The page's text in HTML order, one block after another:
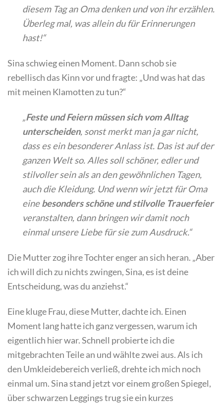
diesem Tag an Oma denken und von ihr erzählen.
Überleg mal, was allein du für Erinnerungen
hast!“
Sina schwieg einen Moment. Dann schob sie
rebellisch das Kinn vor und fragte: „Und was hat das
mit meinen Klamotten zu tun?“
„Feste und Feiern müssen sich vom Alltag
unterscheiden, sonst merkt man ja gar nicht,
dass es ein besonderer Anlass ist. Das ist auf der
ganzen Welt so. Alles soll schöner, edler und
stilvoller sein als an den gewöhnlichen Tagen,
auch die Kleidung. Und wenn wir jetzt für Oma
einebesonders schöne und stilvolle Trauerfeier
veranstalten, dann bringen wir damit noch
einmal unsere Liebe für sie zum Ausdruck.“
Die Mutter zog ihre Tochter enger an sich heran. „Aber
ich will dich zu nichts zwingen, Sina, es ist deine
Entscheidung, was du anziehst.“
Eine kluge Frau, diese Mutter, dachte ich. Einen
Moment lang hatte ich ganz vergessen, warum ich
eigentlich hier war. Schnell probierte ich die
mitgebrachten Teile an und wählte zwei aus. Als ich
den Umkleidebereich verließ, drehte ich mich noch
einmal um. Sina stand jetzt vor einem großen Spiegel,
über schwarzen Leggings trug sie ein kurzes